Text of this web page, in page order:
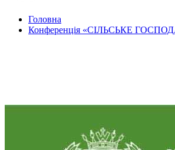
Головна
Конференція «СІЛЬСЬКЕ